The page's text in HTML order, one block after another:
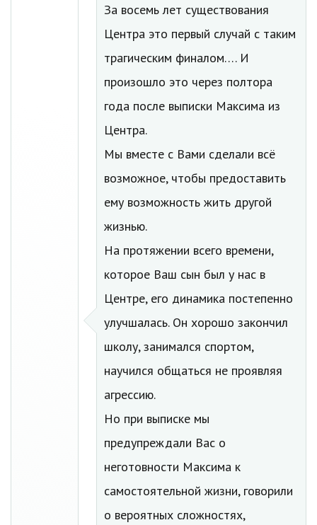
За восемь лет существования
Центра это первый случай с таким
трагическим финалом…. И
произошло это через полтора
года после выписки Максима из
Центра.
Мы вместе с Вами сделали всё
возможное, чтобы предоставить
ему возможность жить другой
жизнью.
На протяжении всего времени,
которое Ваш сын был у нас в
Центре, его динамика постепенно
улучшалась. Он хорошо закончил
школу, занимался спортом,
научился общаться не проявляя
агрессию.
Но при выписке мы
предупреждали Вас о
неготовности Максима к
самостоятельной жизни, говорили
о вероятных сложностях,